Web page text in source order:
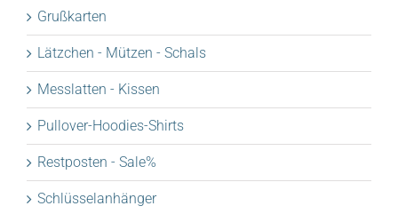
Grußkarten
Lätzchen - Mützen - Schals
Messlatten - Kissen
Pullover-Hoodies-Shirts
Restposten - Sale%
Schlüsselanhänger